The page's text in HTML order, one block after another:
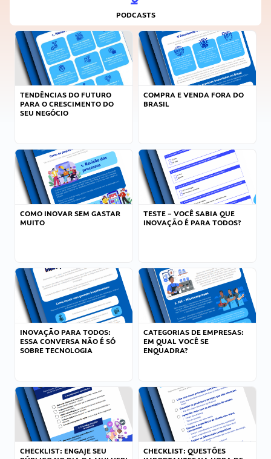
PODCASTS
TENDÊNCIAS DO FUTURO
PARA O CRESCIMENTO DO
SEU NEGÓCIO
COMPRA E VENDA FORA DO
BRASIL
COMO INOVAR SEM GASTAR
MUITO
TESTE – VOCÊ SABIA QUE
INOVAÇÃO É PARA TODOS?
INOVAÇÃO PARA TODOS:
ESSA CONVERSA NÃO É SÓ
SOBRE TECNOLOGIA
CATEGORIAS DE EMPRESAS:
EM QUAL VOCÊ SE
ENQUADRA?
CHECKLIST: ENGAJE SEU
CHECKLIST: QUESTÕES